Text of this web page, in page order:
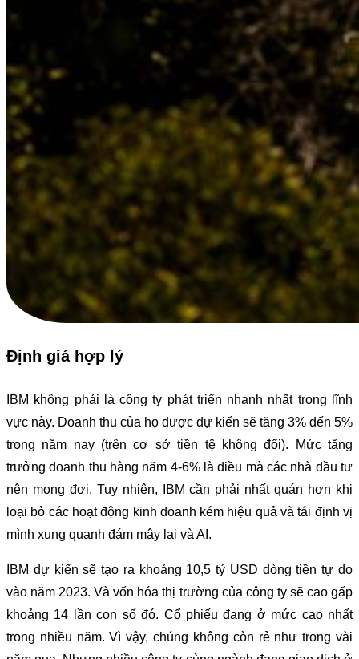
Định giá hợp lý
IBM không phải là công ty phát triển nhanh nhất trong lĩnh
vực này. Doanh thu của họ được dự kiến sẽ tăng 3% đến 5%
trong năm nay (trên cơ sở tiền tệ không đổi). Mức tăng
trưởng doanh thu hàng năm 4-6% là điều mà các nhà đầu tư
nên mong đợi. Tuy nhiên, IBM cần phải nhất quán hơn khi
loại bỏ các hoạt động kinh doanh kém hiệu quả và tái định vị
mình xung quanh đám mây lai và AI.
IBM dự kiến sẽ tạo ra khoảng 10,5 tỷ USD dòng tiền tự do
vào năm 2023. Và vốn hóa thị trường của công ty sẽ cao gấp
khoảng 14 lần con số đó. Cổ phiếu đang ở mức cao nhất
trong nhiều năm. Vì vậy, chúng không còn rẻ như trong vài